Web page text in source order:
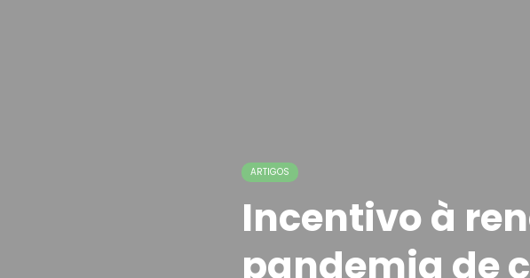
ARTIGOS
Incentivo à
pandemia de